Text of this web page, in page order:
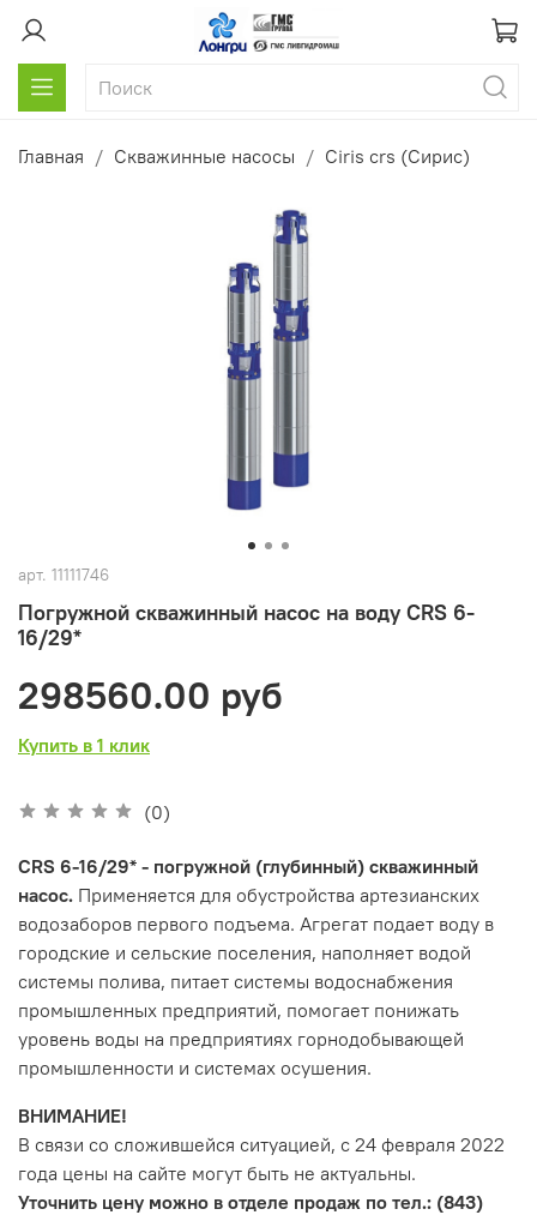
Главная Скважинные насосы Ciris crs (Сирис)
арт. 11111746
Погружной скважинный насос на воду CRS 6-
16/29*
(0)
298560.00 руб
Купить в 1 клик
CRS 6-16/29* - погружной (глубинный) скважинный
насос. Применяется для обустройства артезианских
водозаборов первого подъема. Агрегат подает воду в
городские и сельские поселения, наполняет водой
системы полива, питает системы водоснабжения
промышленных предприятий, помогает понижать
уровень воды на предприятиях горнодобывающей
промышленности и системах осушения.
ВНИМАНИЕ!
В связи со сложившейся ситуацией, с 24 февраля 2022
года цены на сайте могут быть не актуальны.
Уточнить цену можно в отделе продаж по тел.: (843)